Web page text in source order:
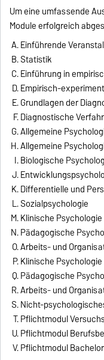
Um eine umfassende
Module erfolgreich
Einführende
Statistik
Einführung in
Empirisch-
Grundlagen der
Diagnostische
Allgemeine
Allgemeine
Biologische
Differentielle und
Sozialpsychologie
Klinische
Pädagogische
Arbeits- und
Klinische
Pädagogische
Arbeits- und
Nicht-
Pflichtmodul
Pflichtmodul
Pflichtmodul